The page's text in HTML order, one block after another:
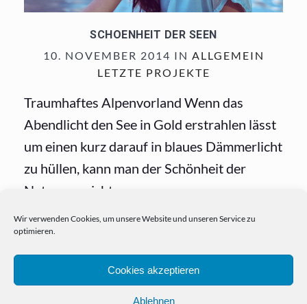
Wir verwenden Cookies, um unsere Website und unseren Service zu
optimieren.
Cookies akzeptieren
Ablehnen
SCHOENHEIT DER SEEN
10. NOVEMBER 2014 IN ALLGEMEIN
LETZTE PROJEKTE
Traumhaftes Alpenvorland Wenn das
Abendlicht den See in Gold erstrahlen lässt
um einen kurz darauf in blaues Dämmerlicht
zu hüllen, kann man der Schönheit der
Natur gar nicht...